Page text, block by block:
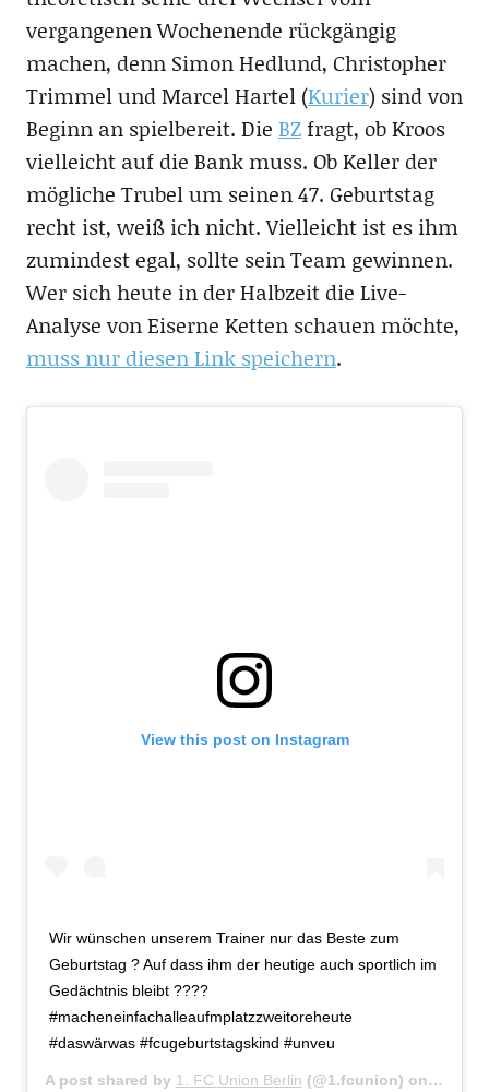
vergangenen Wochenende rückgängig
machen, denn Simon Hedlund, Christopher
Trimmel und Marcel Hartel (Kurier) sind von
Beginn an spielbereit. Die BZfragt, ob Kroos
vielleicht auf die Bank muss. Ob Keller der
mögliche Trubel um seinen 47. Geburtstag
recht ist, weiß ich nicht. Vielleicht ist es ihm
zumindest egal, sollte sein Team gewinnen.
Wer sich heute in der Halbzeit die Live-
Analyse von Eiserne Ketten schauen möchte,
muss nur diesen Link speichern.
View this post on Instagram
Wir wünschen unserem Trainer nur das Beste zum
Geburtstag ? Auf dass ihm der heutige auch sportlich im
Gedächtnis bleibt ????
#macheneinfachalleaufmplatzzweitoreheute
#daswärwas #fcugeburtstagskind #unveu
A post shared by 1. FC Union Berlin (@1.fcunion) on Nov